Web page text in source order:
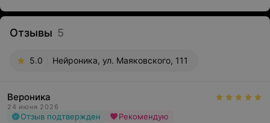
Отзывы 5
5.0 Нейроника, ул. Маяковского, 111
Вероника
24 июня 2026
Отзыв подтвержден Рекомендую